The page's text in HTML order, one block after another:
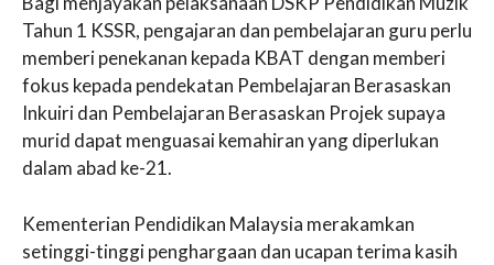
Tahun 1 KSSR, pengajaran dan pembelajaran guru perlu
memberi penekanan kepada KBAT dengan memberi
fokus kepada pendekatan Pembelajaran Berasaskan
Inkuiri dan Pembelajaran Berasaskan Projek supaya
murid dapat menguasai kemahiran yang diperlukan
dalam abad ke-21.
Kementerian Pendidikan Malaysia merakamkan
setinggi-tinggi penghargaan dan ucapan terima kasih